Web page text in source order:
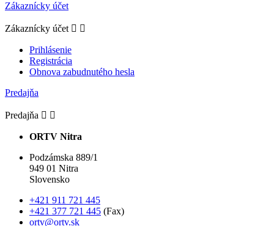
Zákaznícky účet
Zákaznícky účet  
Prihlásenie
Registrácia
Obnova zabudnutého hesla
Predajňa
Predajňa  
ORTV Nitra
Podzámska 889/1
949 01 Nitra
Slovensko
+421 911 721 445
+421 377 721 445 (Fax)
ortv@ortv.sk